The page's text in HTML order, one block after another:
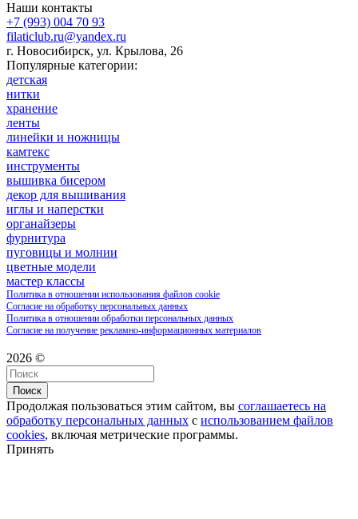
Наши контакты
+7 (993) 004 70 93
filaticlub.ru@yandex.ru
г. Новосибирск, ул. Крылова, 26
Популярные категории:
детская
нитки
хранение
ленты
линейки и ножницы
камтекс
инструменты
вышивка бисером
декор для вышивания
иглы и наперстки
органайзеры
фурнитура
пуговицы и молнии
цветные модели
мастер классы
Политика в отношении использования файлов cookie
Согласие на обработку персональных данных
Политика в отношении обработки персональных данных
Согласие на получение рекламно-информационных материалов
2026 ©
Поиск
Продолжая пользоваться этим сайтом, вы соглашаетесь на
обработку персональных данных с использованием файлов
cookies, включая метрические программы.
Принять